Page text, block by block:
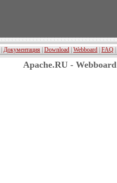
Документация Download Webboard FAQ
Apache.RU - Webboard